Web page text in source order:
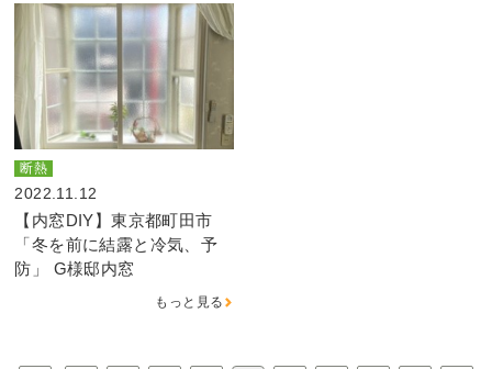
断熱
2022.11.12
【内窓DIY】東京都町田市
「冬を前に結露と冷気、予
防」 G様邸内窓
もっと見る